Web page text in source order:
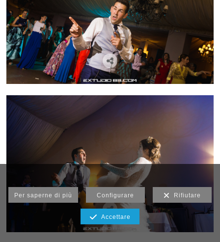
Per saperne di più Configurare Rifiutare
Accettare